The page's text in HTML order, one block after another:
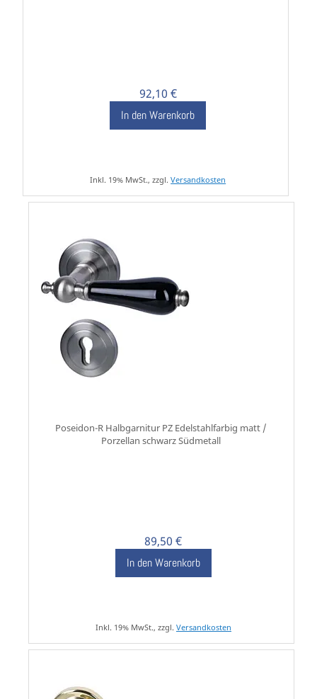
92,10 €
In den Warenkorb
Inkl. 19% MwSt., zzgl.Versandkosten
Poseidon-R Halbgarnitur PZ Edelstahlfarbig matt /
Porzellan schwarz Südmetall
89,50 €
In den Warenkorb
Inkl. 19% MwSt., zzgl. Versandkosten